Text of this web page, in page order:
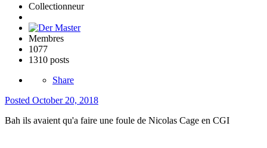
Collectionneur
Membres
1077
1310 posts
Share
Posted October 20, 2018
Bah ils avaient qu'a faire une foule de Nicolas Cage en CGI